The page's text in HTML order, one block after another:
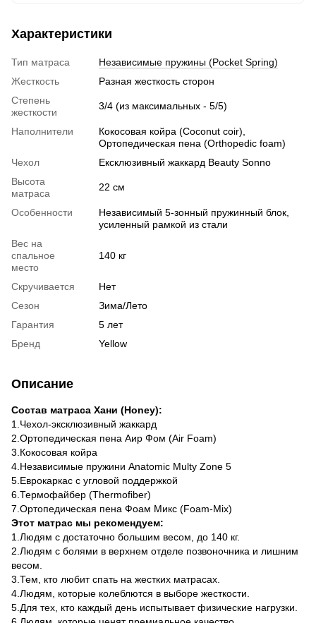
Характеристики
Тип матраса
Независимые пружины (Pocket Spring)
Жесткость
Разная жесткость сторон
Степень
жесткости
3/4 (из максимальных - 5/5)
Наполнители
Кокосовая койра (Coconut coir),
Ортопедическая пена (Orthopedic foam)
Чехол
Ексклюзивный жаккард Beauty Sonno
Высота
матраса
22 см
Особенности
Независимый 5-зонный пружинный блок,
усиленный рамкой из стали
Вес на
спальное
место
140 кг
Скручивается
Нет
Сезон
Зима/Лето
Гарантия
5 лет
Бренд
Yellow
Описание
Состав матраса Хани (Honey):
1.Чехол-эксклюзивный жаккард
2.Ортопедическая пена Аир Фом (Air Foam)
3.Кокосовая койра
4.Независимые пружини Anatomic Multy Zone 5
5.Еврокаркас с угловой поддержкой
6.Термофайбер (Thermofiber)
7.Ортопедическая пена Фоам Микс (Foam-Мix)
Этот матрас мы рекомендуем:
1.Людям с достаточно большим весом, до 140 кг.
2.Людям с болями в верхнем отделе позвоночника и лишним
весом.
3.Тем, кто любит спать на жестких матрасах.
4.Людям, которые колеблются в выборе жесткости.
5.Для тех, кто каждый день испытывает физические нагрузки.